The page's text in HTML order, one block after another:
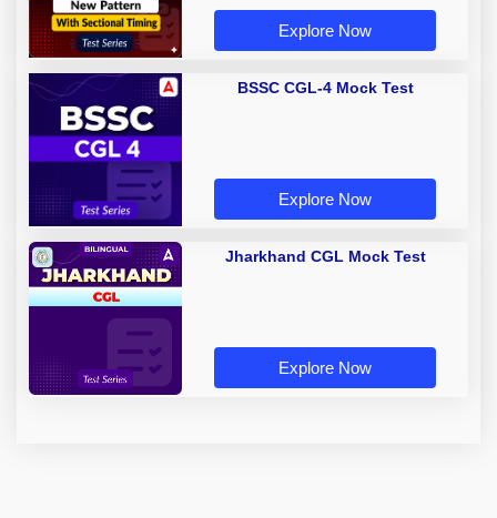
Explore Now
BSSC CGL-4 Mock Test
Explore Now
Jharkhand CGL Mock Test
Explore Now